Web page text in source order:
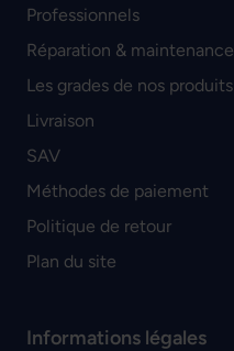
Professionnels
Réparation & maintenance
Les grades de nos produits
Livraison
SAV
Méthodes de paiement
Politique de retour
Plan du site
Informations légales